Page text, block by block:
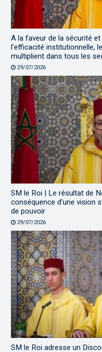
A la faveur de la sécurité
l’efficacité institutionnelle,
multiplient dans tous les
29/07/2026
SM le Roi | Le résultat de
conséquence d’une vision
de pouvoir
29/07/2026
SM le Roi adresse un